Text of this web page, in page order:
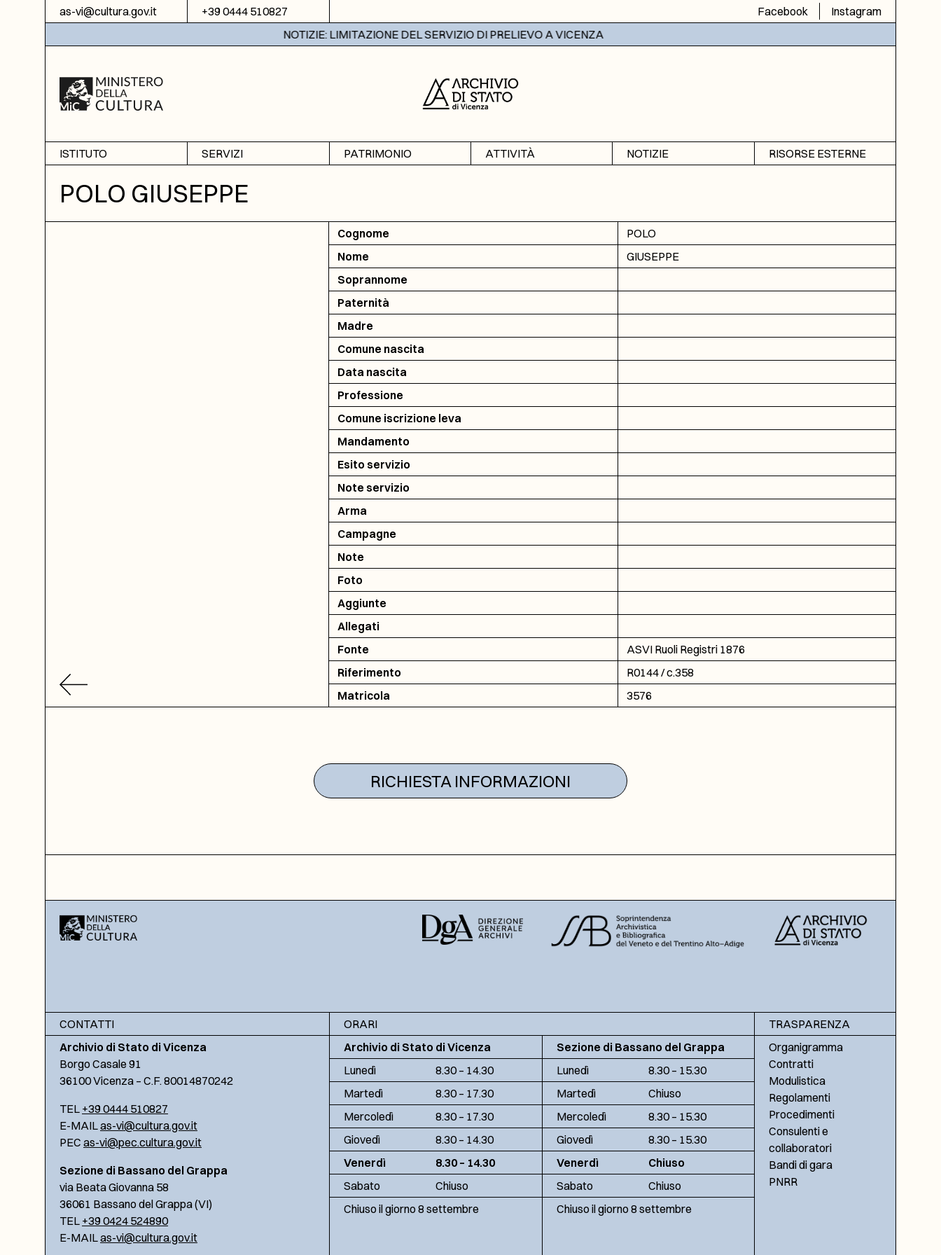
Vai al contenuto
as-vi@cultura.gov.it +39 0444 510827 Facebook
Instagram
NOTIZIE: LIMITAZIONE DEL SERVIZIO DI PRELIEVO A VICENZA
ISTITUTO
Informazioni
Sezione di Bassano del
SERVIZI
Ricerche
Fotoriproduzione
PATRIMONIO
ATTIVITÀ
NOTIZIE
RISORSE ESTERNE
DGA
ICAR
POLO GIUSEPPE
Cognome
POLO
Nome
GIUSEPPE
Soprannome
Paternità
Madre
Comune nascita
Data nascita
Professione
Comune iscrizione leva
Mandamento
Esito servizio
Note servizio
Arma
Campagne
Note
Foto
Aggiunte
Allegati
Fonte
ASVI Ruoli Registri 1876
Riferimento
R0144 / c.358
Matricola
3576
RICHIESTA INFORMAZIONI
CONTATTI
Archivio di Stato di Vicenza
Borgo Casale 91
36100 Vicenza – C.F. 80014870242
TEL +39 0444 510827
E-MAILas-vi@cultura.gov.it
PEC as-vi@pec.cultura.gov.it
Sezione di Bassano del Grappa
via Beata Giovanna 58
36061 Bassano del Grappa (VI)
TEL +39 0424 524890
E-MAILas-vi@cultura.gov.it
ORARI
Archivio di Stato di Vicenza
Lunedì
8.30 – 14.30
Martedì
8.30 – 17.30
Mercoledì
8.30 – 17.30
Giovedì
8.30 – 14.30
Venerdì
8.30 – 14.30
Sabato
Chiuso
Chiuso il giorno 8 settembre
Sezione di Bassano del Grappa
Lunedì
8.30 – 15.30
Martedì
Chiuso
Mercoledì
8.30 – 15.30
Giovedì
8.30 – 15.30
Venerdì
Chiuso
Sabato
Chiuso
Chiuso il giorno 8 settembre
TRASPARENZA
Organigramma
Contratti
Modulistica
Regolamenti
Procedimenti
Consulenti e
collaboratori
Bandi di gara
PNRR